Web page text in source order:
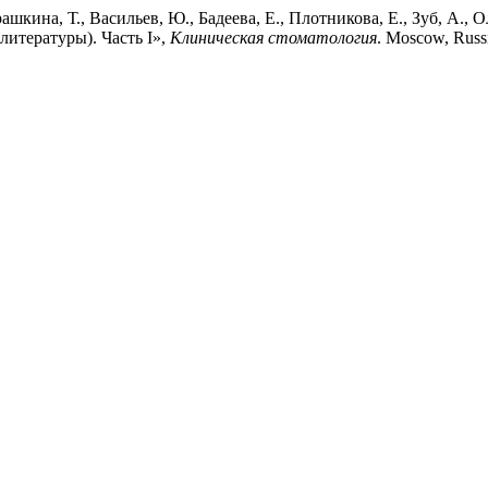
Т., Васильев, Ю., Бадеева, Е., Плотникова, Е., Зуб, А.,
Часть I», Клиническая стоматология. Moscow,